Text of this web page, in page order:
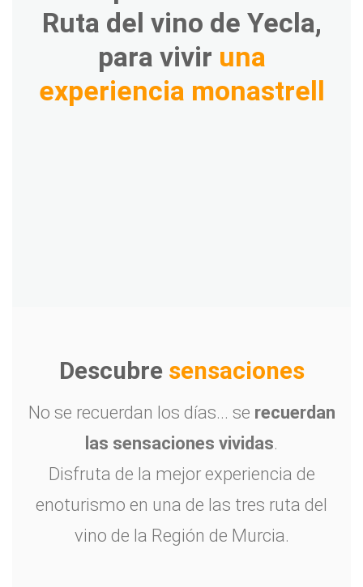
Ruta del vino de Yecla,
para vivir una
experiencia monastrell
Descubre sensaciones
No se recuerdan los días... se recuerdan
las sensaciones vividas.
Disfruta de la mejor experiencia de
enoturismo en una de las tres ruta del
vino de la Región de Murcia.